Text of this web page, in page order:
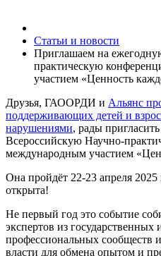
Статьи и новости
Приглашаем на
практическую
участием «Ценность
Друзья, ГАООРДИ и Альянс
поддерживающих детей и
нарушениями, рады
Всероссийскую Научно-
международным участием
Она пройдёт 22-23 апреля 2025
открыта!
Не первый год это событие
экспертов из
профессиональных сообществ
власти для обмена опытом и